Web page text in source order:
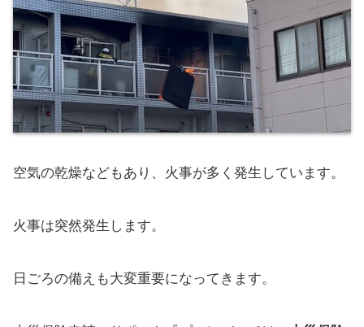
空気の乾燥などもあり、火事が多く発生しています。
火事は突然発生します。
日ごろの備えも大変重要になってきます。